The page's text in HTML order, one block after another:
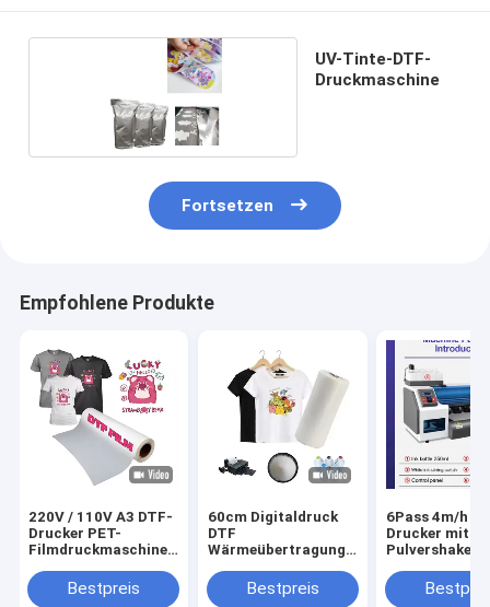
UV-Tinte-DTF-
Druckmaschine
Fortsetzen
Empfohlene Produkte
220V / 110V A3 DTF-
Drucker PET-
Filmdruckmaschine
Bestpreis
60cm Digitaldruck
DTF
Wärmeübertragung
Drucker Film Männer
Leinwand Schuhe T-
Bestpreis
6Pass 4m/h
Drucker mit
Pulvershaker
Software